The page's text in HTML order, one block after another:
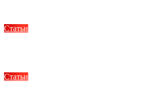
Статьи
Статьи